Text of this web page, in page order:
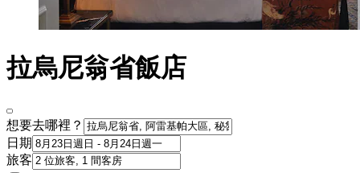
拉烏尼翁省飯店
想要去哪裡？
日期
旅客